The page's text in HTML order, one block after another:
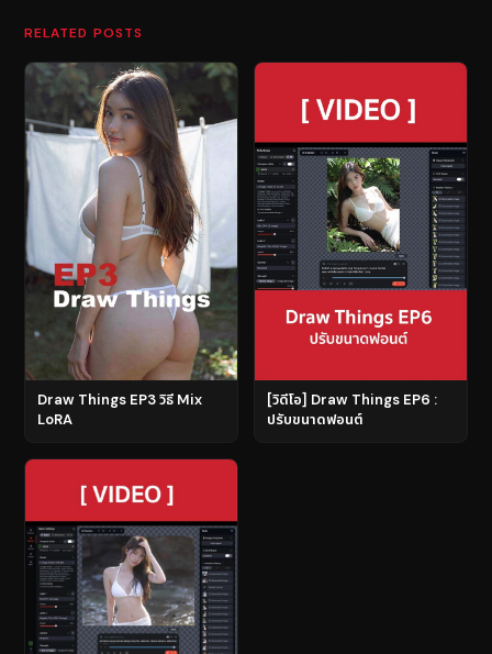
RELATED POSTS
Draw Things EP3 วิธี Mix
LoRA
[วิดีโอ] Draw Things EP6 :
ปรับขนาดฟอนต์